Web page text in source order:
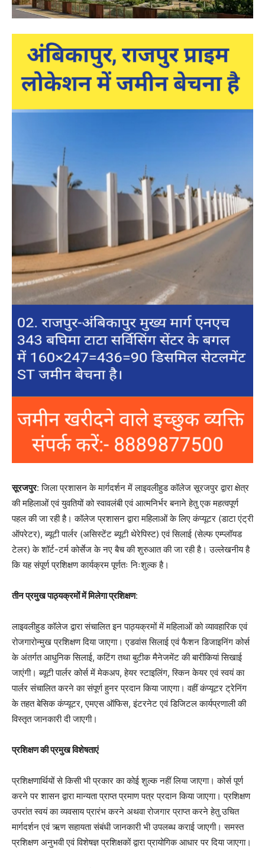
सूरजपुर: जिला प्रशासन के मार्गदर्शन में लाइवलीहुड कॉलेज सूरजपुर द्वारा क्षेत्र
की महिलाओं एवं युवतियों को स्वावलंबी एवं आत्मनिर्भर बनाने हेतु एक महत्वपूर्ण
पहल की जा रही है। कॉलेज प्रशासन द्वारा महिलाओं के लिए कंप्यूटर (डाटा एंट्री
ऑपरेटर), ब्यूटी पार्लर (असिस्टेंट ब्यूटी थेरेपिस्ट) एवं सिलाई (सेल्फ एम्प्लॉयड
टेलर) के शॉर्ट-टर्म कोर्सेज के नए बैच की शुरुआत की जा रही है। उल्लेखनीय है
कि यह संपूर्ण प्रशिक्षण कार्यक्रम पूर्णतः निःशुल्क है।
तीन प्रमुख पाठ्यक्रमों में मिलेगा प्रशिक्षण:
लाइवलीहुड कॉलेज द्वारा संचालित इन पाठ्यक्रमों में महिलाओं को व्यावहारिक एवं
रोजगारोन्मुख प्रशिक्षण दिया जाएगा। एडवांस सिलाई एवं फैशन डिजाइनिंग कोर्स
के अंतर्गत आधुनिक सिलाई, कटिंग तथा बुटीक मैनेजमेंट की बारीकियां सिखाई
जाएंगी। ब्यूटी पार्लर कोर्स में मेकअप, हेयर स्टाइलिंग, स्किन केयर एवं स्वयं का
पार्लर संचालित करने का संपूर्ण हुनर प्रदान किया जाएगा। वहीं कंप्यूटर ट्रेनिंग
के तहत बेसिक कंप्यूटर, एमएस ऑफिस, इंटरनेट एवं डिजिटल कार्यप्रणाली की
विस्तृत जानकारी दी जाएगी।
प्रशिक्षण की प्रमुख विशेषताएं
प्रशिक्षणार्थियों से किसी भी प्रकार का कोई शुल्क नहीं लिया जाएगा। कोर्स पूर्ण
करने पर शासन द्वारा मान्यता प्राप्त प्रमाण पत्र प्रदान किया जाएगा। प्रशिक्षण
उपरांत स्वयं का व्यवसाय प्रारंभ करने अथवा रोजगार प्राप्त करने हेतु उचित
मार्गदर्शन एवं ऋण सहायता संबंधी जानकारी भी उपलब्ध कराई जाएगी। समस्त
प्रशिक्षण अनुभवी एवं विशेषज्ञ प्रशिक्षकों द्वारा प्रायोगिक आधार पर दिया जाएगा।